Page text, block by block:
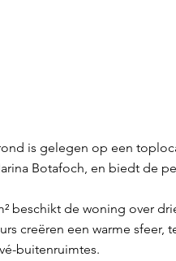
is gelegen op een
Botafoch, en biedt de
beschikt de woning over
creëren een warme sfeer,
buitenruimtes.